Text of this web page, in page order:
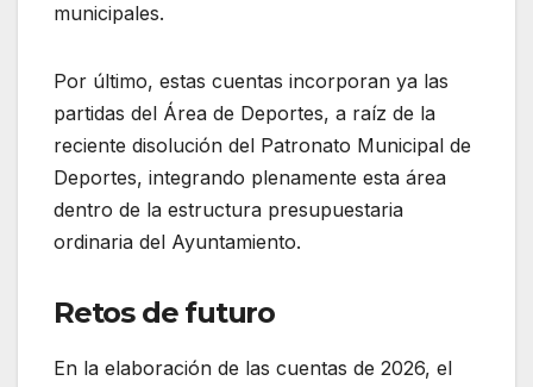
municipales.
Por último, estas cuentas incorporan ya las
partidas del Área de Deportes, a raíz de la
reciente disolución del Patronato Municipal de
Deportes, integrando plenamente esta área
dentro de la estructura presupuestaria
ordinaria del Ayuntamiento.
Retos de futuro
En la elaboración de las cuentas de 2026, el